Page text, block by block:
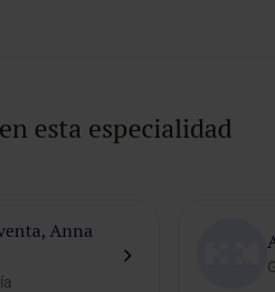
esta especialidad
Anna